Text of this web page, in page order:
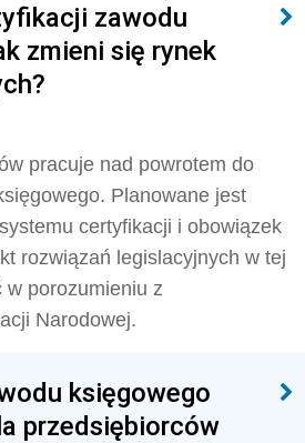
zawodu
zmieni się rynek
pracuje nad powrotem do
Planowane jest
certyfikacji i obowiązek
rozwiązań legislacyjnych w tej
porozumieniu z
Narodowej.
księgowego
przedsiębiorców